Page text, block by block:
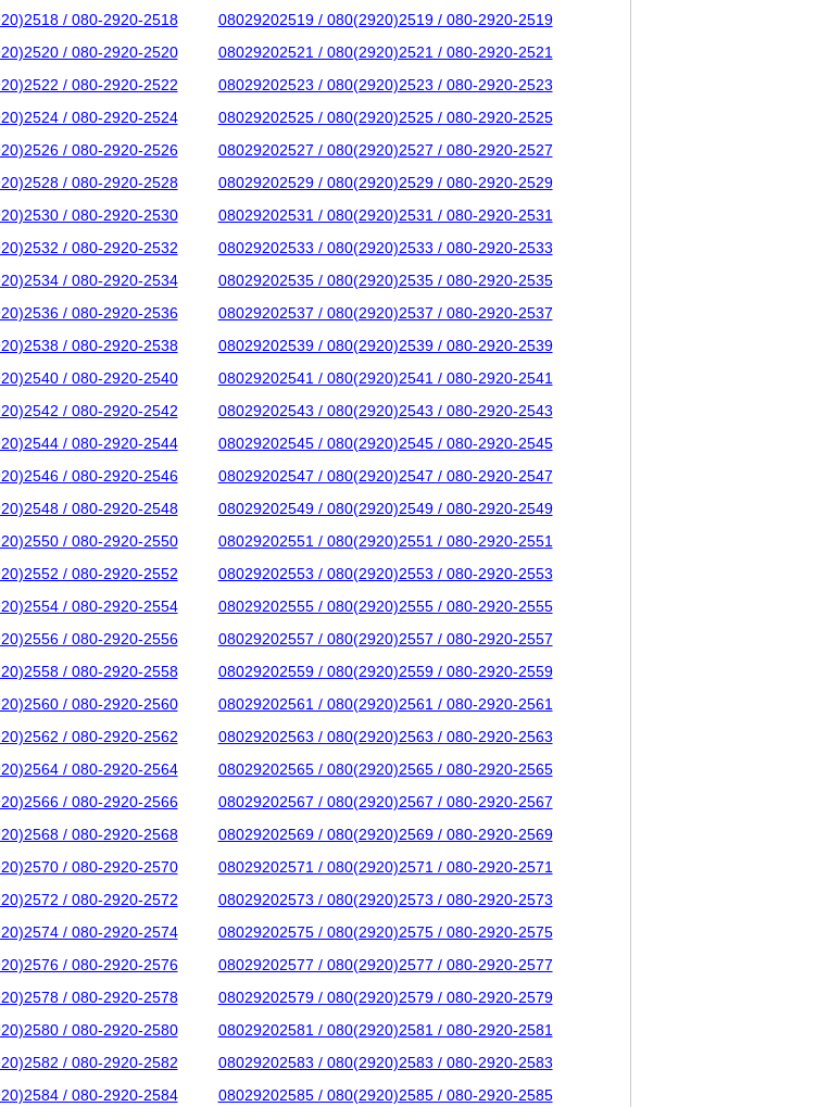
/ 080-2920-2518
08029202519 / 080(2920)2519 / 080-2920-2519
/ 080-2920-2520
08029202521 / 080(2920)2521 / 080-2920-2521
/ 080-2920-2522
08029202523 / 080(2920)2523 / 080-2920-2523
/ 080-2920-2524
08029202525 / 080(2920)2525 / 080-2920-2525
/ 080-2920-2526
08029202527 / 080(2920)2527 / 080-2920-2527
/ 080-2920-2528
08029202529 / 080(2920)2529 / 080-2920-2529
/ 080-2920-2530
08029202531 / 080(2920)2531 / 080-2920-2531
/ 080-2920-2532
08029202533 / 080(2920)2533 / 080-2920-2533
/ 080-2920-2534
08029202535 / 080(2920)2535 / 080-2920-2535
/ 080-2920-2536
08029202537 / 080(2920)2537 / 080-2920-2537
/ 080-2920-2538
08029202539 / 080(2920)2539 / 080-2920-2539
/ 080-2920-2540
08029202541 / 080(2920)2541 / 080-2920-2541
/ 080-2920-2542
08029202543 / 080(2920)2543 / 080-2920-2543
/ 080-2920-2544
08029202545 / 080(2920)2545 / 080-2920-2545
/ 080-2920-2546
08029202547 / 080(2920)2547 / 080-2920-2547
/ 080-2920-2548
08029202549 / 080(2920)2549 / 080-2920-2549
/ 080-2920-2550
08029202551 / 080(2920)2551 / 080-2920-2551
/ 080-2920-2552
08029202553 / 080(2920)2553 / 080-2920-2553
/ 080-2920-2554
08029202555 / 080(2920)2555 / 080-2920-2555
/ 080-2920-2556
08029202557 / 080(2920)2557 / 080-2920-2557
/ 080-2920-2558
08029202559 / 080(2920)2559 / 080-2920-2559
/ 080-2920-2560
08029202561 / 080(2920)2561 / 080-2920-2561
/ 080-2920-2562
08029202563 / 080(2920)2563 / 080-2920-2563
/ 080-2920-2564
08029202565 / 080(2920)2565 / 080-2920-2565
/ 080-2920-2566
08029202567 / 080(2920)2567 / 080-2920-2567
/ 080-2920-2568
08029202569 / 080(2920)2569 / 080-2920-2569
/ 080-2920-2570
08029202571 / 080(2920)2571 / 080-2920-2571
/ 080-2920-2572
08029202573 / 080(2920)2573 / 080-2920-2573
/ 080-2920-2574
08029202575 / 080(2920)2575 / 080-2920-2575
/ 080-2920-2576
08029202577 / 080(2920)2577 / 080-2920-2577
/ 080-2920-2578
08029202579 / 080(2920)2579 / 080-2920-2579
/ 080-2920-2580
08029202581 / 080(2920)2581 / 080-2920-2581
/ 080-2920-2582
08029202583 / 080(2920)2583 / 080-2920-2583
/ 080-2920-2584
08029202585 / 080(2920)2585 / 080-2920-2585